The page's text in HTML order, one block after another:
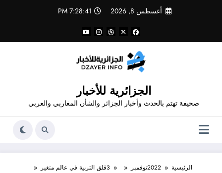
أغسطس 8, 2026 7:28:42 PM
الجزائرية للأخبار
صحيفة تهتم بالحدث وأخبار الجزائر والشأن المغاربي والعربي
الرئيسية 2022نوفمبر 3قلق التربية في عالم متغير